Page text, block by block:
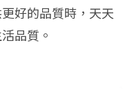
好的品質時，天天
品質。